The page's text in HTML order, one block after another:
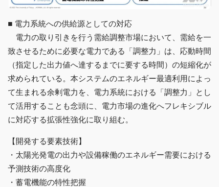
■ 電力系統への供給源としての対応
電力の取り引きを行う需給調整市場において、需給を一
致させるために必要な電力である「調整力」は、応動時間
（指定した出力値へ達するまでに要する時間）の短縮化が
求められている。本システムのエネルギー最適利用によっ
て生まれる余剰電力を、電力系統における「調整力」とし
て活用することも念頭に、電力市場の進化へフレキシブル
に対応する拡張性強化に取り組む。
【開発する要素技術】
・太陽光発電の出力や設備稼働のエネルギー需要における
予測技術の高度化
・蓄電機能の特性把握